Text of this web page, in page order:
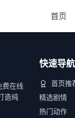
首页
费在线
造纯
快速导航
首页推
精选剧情
热门动作